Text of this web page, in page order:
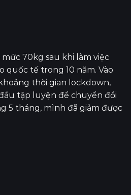
70kg sau khi làm việc
quốc tế trong 10 năm. Vào
thời gian lockdown,
tập luyện để chuyển đổi
5 tháng, mình đã giảm được